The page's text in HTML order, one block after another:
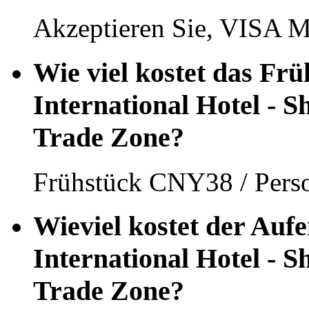
Akzeptieren Sie, VISA
Wie viel kostet das
International Hotel -
Trade Zone?
Frühstück CNY38 /
Wieviel kostet der
International Hotel -
Trade Zone?